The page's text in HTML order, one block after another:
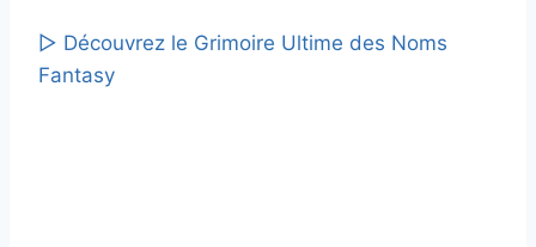
▷ Découvrez le Grimoire Ultime des Noms
Fantasy